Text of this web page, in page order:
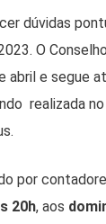
dúvidas
O
abril e segue
realizada
por
20h, aos